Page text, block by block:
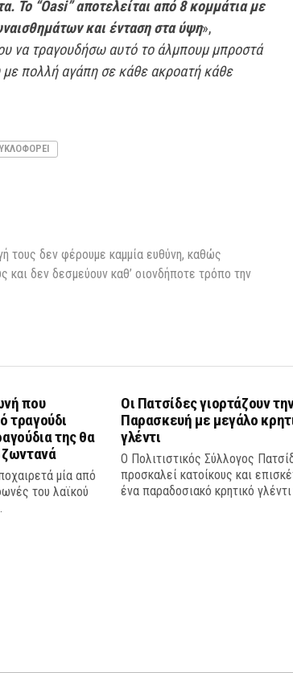
Το “Oasi” αποτελείται από 8 κομμάτια με
και ένταση στα ύψη»,
να τραγουδήσω αυτό το άλμπουμ μπροστά
πολλή αγάπη σε κάθε ακροατή κάθε
τους δεν φέρουμε καμμία ευθύνη, καθώς
δεν δεσμεύουν καθ’ οιονδήποτε τρόπο την
που
τραγούδι
της θα
ζωντανά
μία από
του λαϊκού
Οι Πατσίδες γιορτάζουν
Παρασκευή με μεγάλο
γλέντι
Ο Πολιτιστικός Σύλλογος
προσκαλεί κατοίκους και
ένα παραδοσιακό κρητικό γλέντι